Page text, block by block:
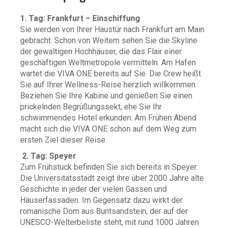
1. Tag: Frankfurt – Einschiffung
Sie werden von Ihrer Haustür nach Frankfurt am Main
gebracht. Schon von Weitem sehen Sie die Skyline
der gewaltigen Hochhäuser, die das Flair einer
geschäftigen Weltmetropole vermitteln. Am Hafen
wartet die VIVA ONE bereits auf Sie. Die Crew heißt
Sie auf Ihrer Wellness-Reise herzlich willkommen.
Beziehen Sie Ihre Kabine und genießen Sie einen
prickelnden Begrüßungssekt, ehe Sie Ihr
schwimmendes Hotel erkunden. Am Frühen Abend
macht sich die VIVA ONE schon auf dem Weg zum
ersten Ziel dieser Reise.
2. Tag: Speyer
Zum Frühstück befinden Sie sich bereits in Speyer.
Die Universitätsstadt zeigt ihre über 2000 Jahre alte
Geschichte in jeder der vielen Gassen und
Häuserfassaden. Im Gegensatz dazu wirkt der
romanische Dom aus Buntsandstein, der auf der
UNESCO-Welterbeliste steht, mit rund 1000 Jahren